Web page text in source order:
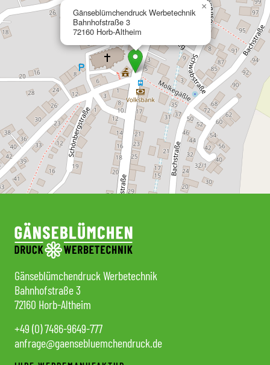
Gänseblümchendruck Werbetechnik
Bahnhofstraße 3
72160 Horb-Altheim
×
Gänseblümchendruck Werbetechnik
Bahnhofstraße 3
72160 Horb-Altheim
+49 (0) 7486-9649-777
anfrage@gaensebluemchendruck.de